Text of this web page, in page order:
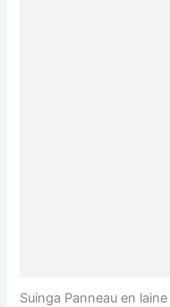
Suinga Panneau en